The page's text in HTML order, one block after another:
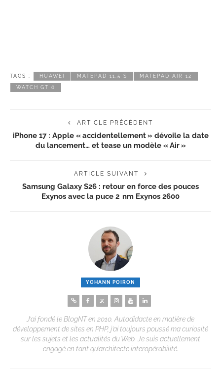
TAGS : HUAWEI MATEPAD 11.5 S MATEPAD AIR 12
WATCH GT 6
ARTICLE PRÉCÉDENT
iPhone 17 : Apple « accidentellement » dévoile la date
du lancement… et tease un modèle « Air »
ARTICLE SUIVANT
Samsung Galaxy S26 : retour en force des pouces
Exynos avec la puce 2 nm Exynos 2600
YOHANN POIRON
J’ai fondé le BlogNT en 2010. Autodidacte en matière de
développement de sites en PHP, j’ai toujours poussé ma curiosité
sur les sujets et les actualités du Web. Je suis actuellement
engagé en tant qu’architecte interopérabilité.